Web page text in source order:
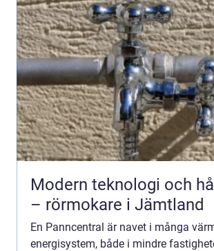
Modern teknologi och
– rörmokare i Jämtland
En Panncentral är navet i många
energisystem, både i mindre